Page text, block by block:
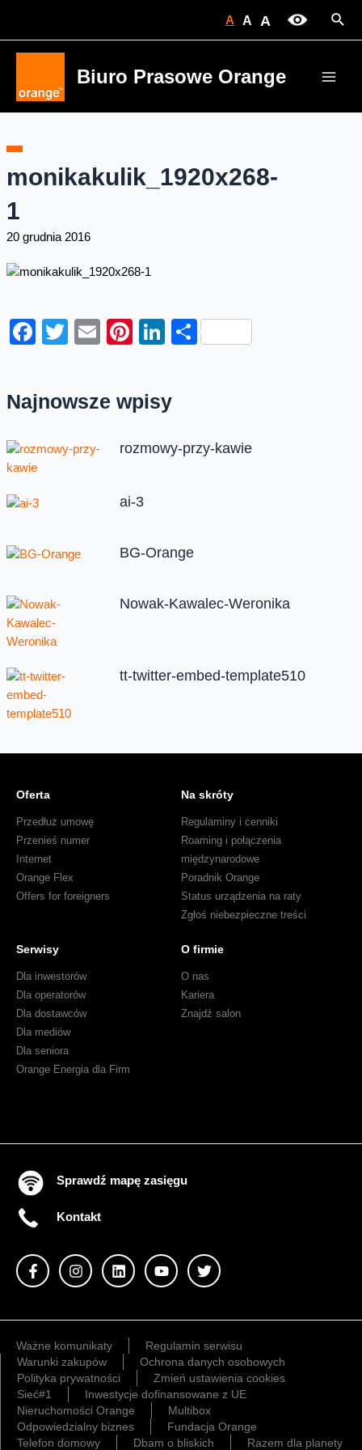
A A A
Biuro Prasowe Orange
monikakulik_1920x268-
1
20 grudnia 2016
Facebook
Twitter
EmailPinterest
LinkedIn
Share
Najnowsze wpisy
rozmowy-przy-kawie
ai-3
BG-Orange
Nowak-Kawalec-Weronika
tt-twitter-embed-template510
Oferta
Przedłuż umowę
Przenieś numer
Internet
Orange Flex
Offers for foreigners
Na skróty
Regulaminy i cenniki
Roaming i połączenia
międzynarodowe
Poradnik Orange
Status urządzenia na raty
Zgłoś niebezpieczne treści
Serwisy
Dla inwestorów
Dla operatorów
Dla dostawców
Dla mediów
Dla seniora
Orange Energia dla Firm
O firmie
O nas
Kariera
Znajdź salon
Sprawdź mapę zasięgu
Kontakt
Ważne komunikaty
Regulamin serwisu
Warunki zakupów
Ochrona danych osobowych
Polityka prywatności
Zmień ustawienia cookies
Sieć#1
Inwestycje dofinansowane z UE
Nieruchomości Orange
Multibox
Odpowiedzialny biznes
Fundacja Orange
Telefon domowy
Dbam o bliskich Razem dla planety